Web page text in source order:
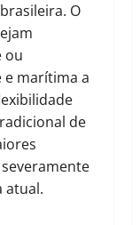
O
ou
marítima a
de
atual.